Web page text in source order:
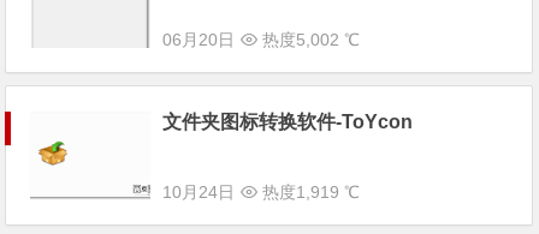
06月20日 热度5,002 ℃
文件夹图标转换软件-ToYcon
10月24日 热度1,919 ℃